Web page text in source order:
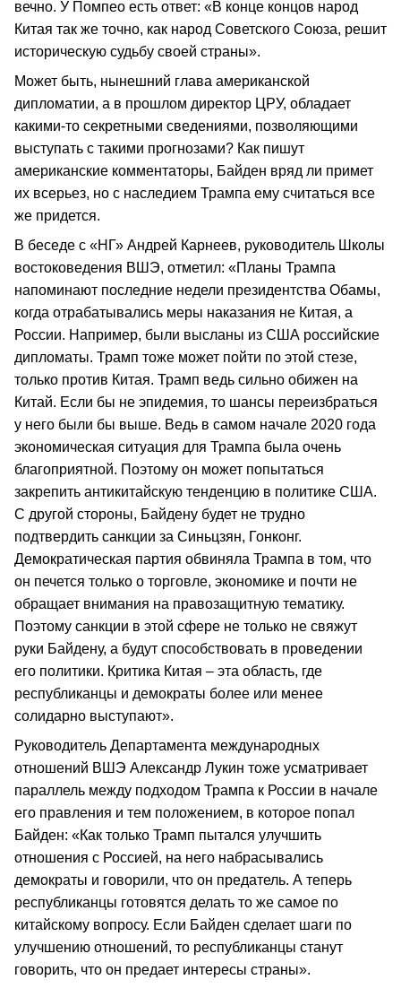
вечно. У Помпео есть ответ: «В конце концов народ
Китая так же точно, как народ Советского Союза, решит
историческую судьбу своей страны».
Может быть, нынешний глава американской
дипломатии, а в прошлом директор ЦРУ, обладает
какими-то секретными сведениями, позволяющими
выступать с такими прогнозами? Как пишут
американские комментаторы, Байден вряд ли примет
их всерьез, но с наследием Трампа ему считаться все
же придется.
В беседе с «НГ» Андрей Карнеев, руководитель Школы
востоковедения ВШЭ, отметил: «Планы Трампа
напоминают последние недели президентства Обамы,
когда отрабатывались меры наказания не Китая, а
России. Например, были высланы из США российские
дипломаты. Трамп тоже может пойти по этой стезе,
только против Китая. Трамп ведь сильно обижен на
Китай. Если бы не эпидемия, то шансы переизбраться
у него были бы выше. Ведь в самом начале 2020 года
экономическая ситуация для Трампа была очень
благоприятной. Поэтому он может попытаться
закрепить антикитайскую тенденцию в политике США.
С другой стороны, Байдену будет не трудно
подтвердить санкции за Синьцзян, Гонконг.
Демократическая партия обвиняла Трампа в том, что
он печется только о торговле, экономике и почти не
обращает внимания на правозащитную тематику.
Поэтому санкции в этой сфере не только не свяжут
руки Байдену, а будут способствовать в проведении
его политики. Критика Китая – эта область, где
республиканцы и демократы более или менее
солидарно выступают».
Руководитель Департамента международных
отношений ВШЭ Александр Лукин тоже усматривает
параллель между подходом Трампа к России в начале
его правления и тем положением, в которое попал
Байден: «Как только Трамп пытался улучшить
отношения с Россией, на него набрасывались
демократы и говорили, что он предатель. А теперь
республиканцы готовятся делать то же самое по
китайскому вопросу. Если Байден сделает шаги по
улучшению отношений, то республиканцы станут
говорить, что он предает интересы страны».